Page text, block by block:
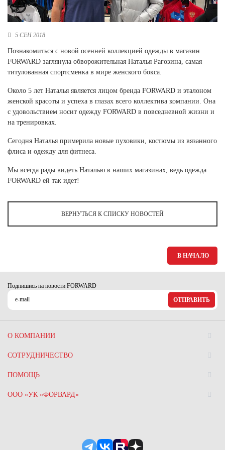
Новосибирская область (3)
Республика Татарстан (2)
Ростовская область (2)
Санкт-Петербург и ЛО (3)
Саратовская область (1)
Свердловская область (5)
Северная Осетия (2)
Томская область (1)
Ханты-Мансийский автономный округ (3)
5 СЕН 2018
Познакомиться с новой осенней коллекцией одежды в магазин
FORWARD заглянула обворожительная Наталья Рагозина, самая
титулованная спортсменка в мире женского бокса.
Около 5 лет Наталья является лицом бренда FORWARD и эталоном
женской красоты и успеха в глазах всего коллектива компании. Она
с удовольствием носит одежду FORWARD в повседневной жизни и
на тренировках.
Сегодня Наталья примерила новые пуховики, костюмы из вязанного
флиса и одежду для фитнеса.
Мы всегда рады видеть Наталью в наших магазинах, ведь одежда
FORWARD ей так идет!
ВЕРНУТЬСЯ К СПИСКУ НОВОСТЕЙ
В НАЧАЛО
Подпишись на новости FORWARD
ОТПРАВИТЬ
О КОМПАНИИ
СОТРУДНИЧЕСТВО
ПОМОЩЬ
ООО «УК «ФОРВАРД»